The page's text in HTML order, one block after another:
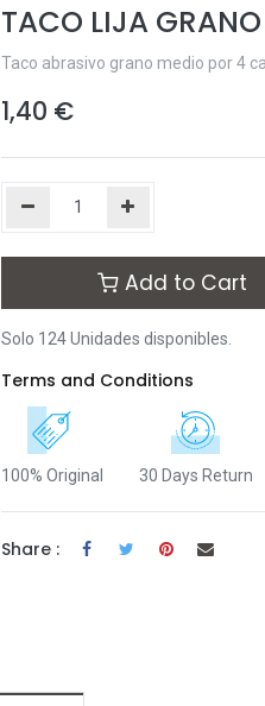
TACO LIJA
Taco abrasivo grano medio por 4
1,40 €
Add to Cart
Solo 124 Unidades disponibles.
Terms and Conditions
100% Original 30 Days Return
Share :